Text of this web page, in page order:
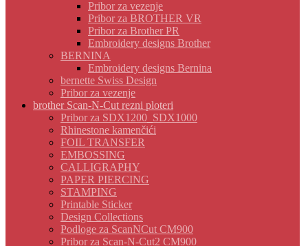
Pribor za vezenje
Pribor za BROTHER VR
Pribor za Brother PR
Embroidery designs Brother
BERNINA
Embroidery designs Bernina
bernette Swiss Design
Pribor za vezenje
brother Scan-N-Cut rezni ploteri
Pribor za SDX1200_SDX1000
Rhinestone kamenčići
FOIL TRANSFER
EMBOSSING
CALLIGRAPHY
PAPER PIERCING
STAMPING
Printable Sticker
Design Collections
Podloge za ScanNCut CM900
Pribor za Scan-N-Cut2 CM900